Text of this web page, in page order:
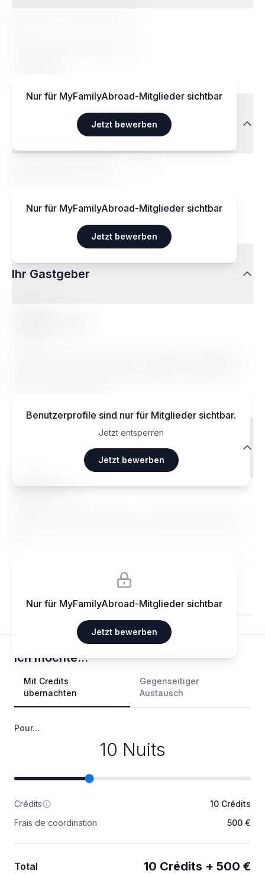
Nur für MyFamilyAbroad-Mitglieder sichtbar
Jetzt bewerben
Nur für MyFamilyAbroad-Mitglieder sichtbar
Jetzt bewerben
Ihr Gastgeber
Benutzerprofile sind nur für Mitglieder sichtbar.
Jetzt entsperren
Jetzt bewerben
Reisendenbewertungen
Ma••••
Nur für MyFamilyAbroad-Mitglieder sichtbar
Jetzt bewerben
Ich möchte...
Mit Credits
übernachten
Gegenseitiger
Austausch
Pour...
10 Nuits
Crédits
10 Crédits
Frais de coordination
500 €
Total 10 Crédits + 500 €